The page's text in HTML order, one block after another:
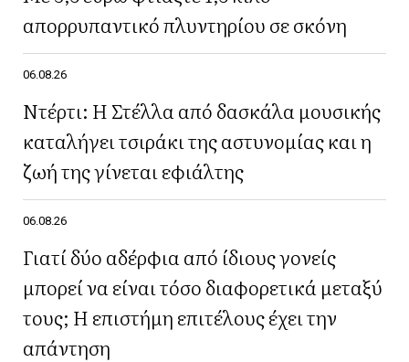
απορρυπαντικό πλυντηρίου σε σκόνη
06.08.26
Ντέρτι: Η Στέλλα από δασκάλα μουσικής
καταλήγει τσιράκι της αστυνομίας και η
ζωή της γίνεται εφιάλτης
06.08.26
Γιατί δύο αδέρφια από ίδιους γονείς
μπορεί να είναι τόσο διαφορετικά μεταξύ
τους; Η επιστήμη επιτέλους έχει την
απάντηση